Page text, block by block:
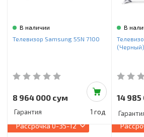
В наличии
Телевизор Samsung 55N 7100
8 964 000 сум
Гарантия 1 год
В
(Черный)
14
Рассрочка0-35-12